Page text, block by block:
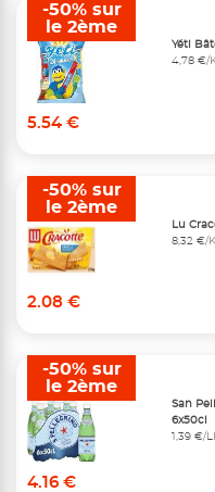
Yéti
4,78 €/
5.54 €
-50% sur
le 2ème
Lu
8,32 €/
2.08 €
-50% sur
le 2ème
San
6x50cl
1,39 €/
4.16 €
-50% sur
le 2ème